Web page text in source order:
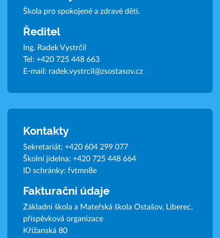
Škola pro spokojené a zdravé děti.
Ředitel
Ing. Radek Vystrčil
Tel: +420 725 448 663
E-mail: radek.vystrcil@zsostasov.cz
Kontakty
Sekretariát: +420 604 299 077
Školní jídelna: +420 725 448 664
ID schránky: fvtmn8e
Fakturační údaje
Základní škola a Mateřská škola Ostašov, Liberec,
příspěvková organizace
Křižanská 80